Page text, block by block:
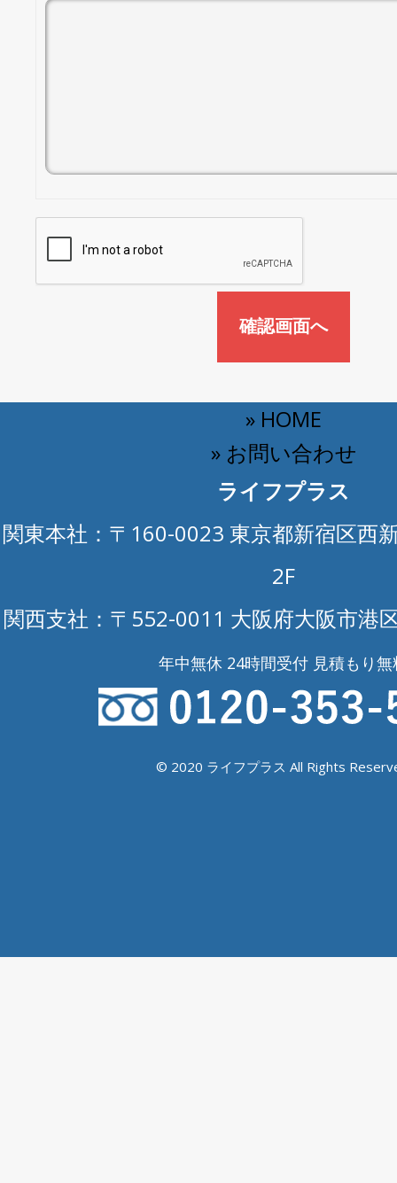
» HOME
» お問い合わせ
ライフプラス
関東本社：〒160-0023 東京都新宿区西
2F
関西支社：〒552-0011 大阪府大阪市港
年中無休 24時間受付 見積もり無
© 2020 ライフプラス All Rights